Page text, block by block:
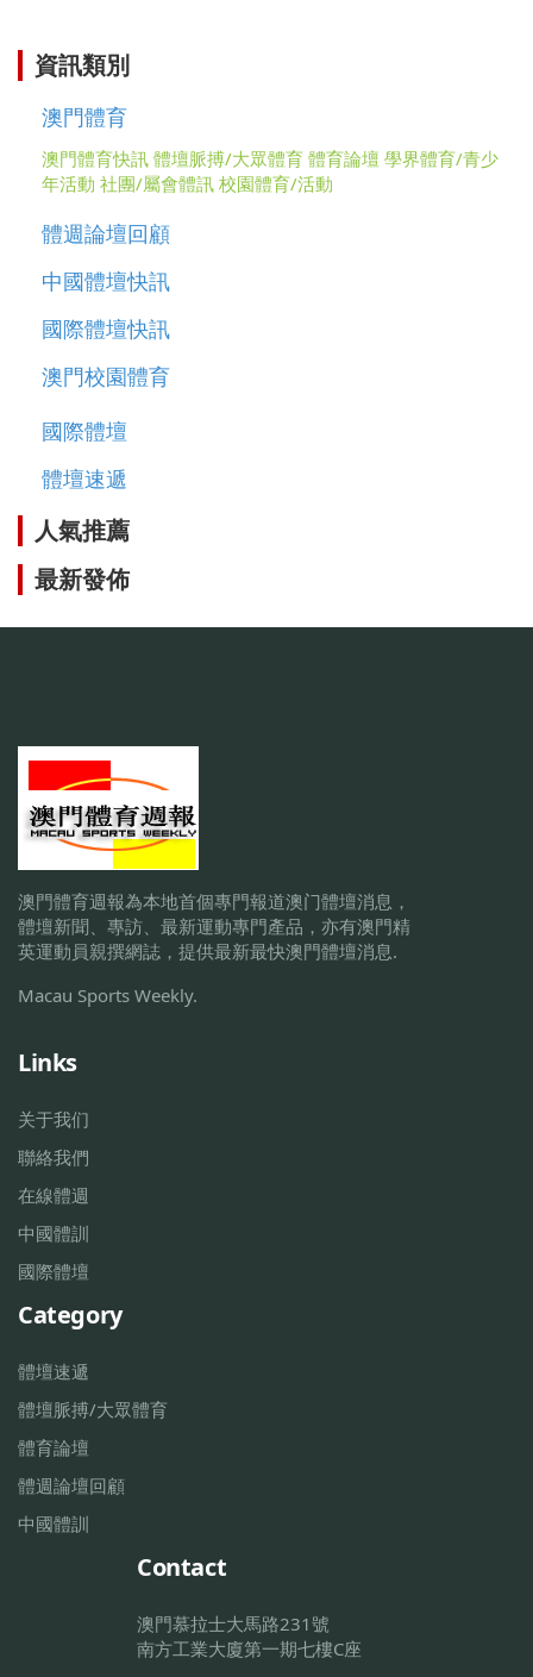
資訊類別
澳門體育
澳門體育快訊 體壇脈搏/大眾體育 體育論壇 學界體育/青少
年活動 社團/屬會體訊 校園體育/活動
體週論壇回顧
中國體壇快訊
國際體壇快訊
澳門校園體育
國際體壇
體壇速遞
人氣推薦
最新發佈
澳門體育週報為本地首個專門報道澳门體壇消息，
體壇新聞、專訪、最新運動專門產品，亦有澳門精
英運動員親撰網誌，提供最新最快澳門體壇消息.
Macau Sports Weekly.
Links
关于我们
聯絡我們
在線體週
中國體訓
國際體壇
Category
體壇速遞
體壇脈搏/大眾體育
體育論壇
體週論壇回顧
中國體訓
Contact
澳門慕拉士大馬路231號
南方工業大廈第一期七樓C座